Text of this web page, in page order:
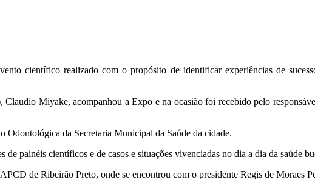
científico realizado com o propósito de identificar experiências de
Miyake, acompanhou a Expo e na ocasião foi recebido pelo
Odontológica da Secretaria Municipal da Saúde da cidade.
painéis científicos e de casos e situações vivenciadas no dia a dia da saúde
de Ribeirão Preto, onde se encontrou com o presidente Regis de Moraes